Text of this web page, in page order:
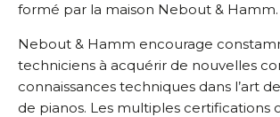
formé par la maison Nebout & Hamm.
Nebout & Hamm encourage
techniciens à acquérir de nouvelles
connaissances techniques dans l’art
de pianos. Les multiples certifications